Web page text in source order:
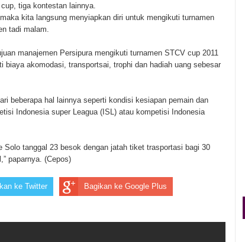
Anniversary in Makassar
Arfak
tiga kontestan lainnya.
kita langsung menyiapkan diri untuk mengikuti turnamen
tadi malam.
manajemen Persipura mengikuti turnamen STCV cup 2011
biaya akomodasi, transportsai, trophi dan hadiah uang sebesar
beberapa hal lainnya seperti kondisi kesiapan pemain dan
Indonesia super Leagua (ISL) atau kompetisi Indonesia
Solo tanggal 23 besok dengan jatah tiket trasportasi bagi 30
paparnya. (Cepos)
ke Twitter Bagikan ke Google Plus